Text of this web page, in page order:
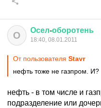
О Осел-оборотень
18:40, 08.01.2011
От пользователя Stavr
нефть тоже не газпром. И?
нефть - в том числе и
подразделение или